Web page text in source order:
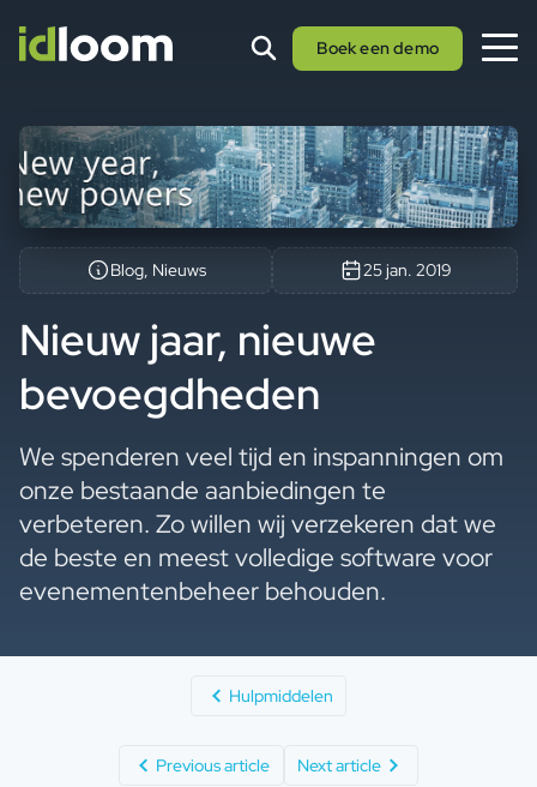
Boek een demo
Blog, Nieuws 25 jan. 2019
Nieuw jaar, nieuwe
bevoegdheden
We spenderen veel tijd en inspanningen om
onze bestaande aanbiedingen te
verbeteren. Zo willen wij verzekeren dat we
de beste en meest volledige software voor
evenementenbeheer behouden.
Hulpmiddelen
Previous article Next article